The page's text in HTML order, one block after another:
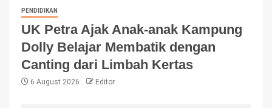
PENDIDIKAN
UK Petra Ajak Anak-anak Kampung
Dolly Belajar Membatik dengan
Canting dari Limbah Kertas
6 August 2026 Editor